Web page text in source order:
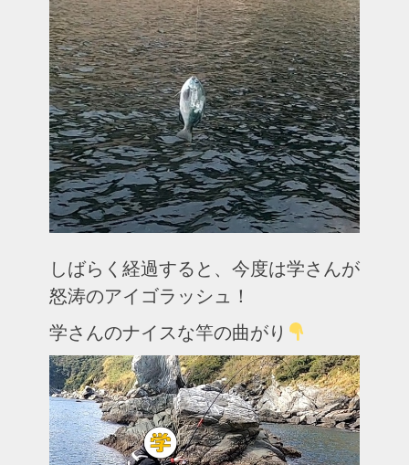
しばらく経過すると、今度は学さんが
怒涛のアイゴラッシュ！
学さんのナイスな竿の曲がり